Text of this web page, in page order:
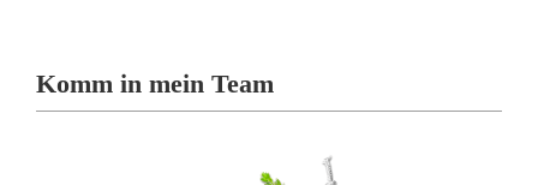
Komm in mein Team